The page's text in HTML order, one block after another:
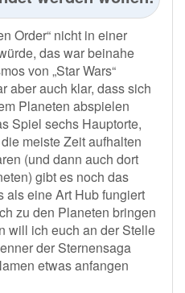
Order“ nicht in einer
das war beinahe
von „Star Wars“
aber auch klar, dass sich
Planeten abspielen
Spiel sechs Hauptorte,
meiste Zeit aufhalten
(und dann auch dort
gibt es noch das
als eine Art Hub fungiert
zu den Planeten bringen
will ich euch an der Stelle
der Sternensaga
etwas anfangen